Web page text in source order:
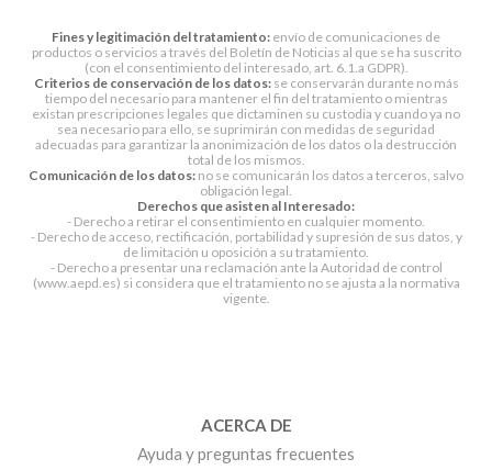
Fines y legitimación del tratamiento: envío de comunicaciones de
productos o servicios a través del Boletín de Noticias al que se ha suscrito
(con el consentimiento del interesado, art. 6.1.a GDPR).
Criterios de conservación de los datos:se conservarán durante no más
tiempo del necesario para mantener el fin del tratamiento o mientras
existan prescripciones legales que dictaminen su custodia y cuando ya no
sea necesario para ello, se suprimirán con medidas de seguridad
adecuadas para garantizar la anonimización de los datos o la destrucción
total de los mismos.
Comunicación de los datos: no se comunicarán los datos a terceros, salvo
obligación legal.
Derechos que asisten al Interesado:
- Derecho a retirar el consentimiento en cualquier momento.
- Derecho de acceso, rectificación, portabilidad y supresión de sus datos, y
de limitación u oposición a su tratamiento.
- Derecho a presentar una reclamación ante la Autoridad de control
(www.aepd.es) si considera que el tratamiento no se ajusta a la normativa
vigente.
ACERCA DE
Ayuda y preguntas frecuentes